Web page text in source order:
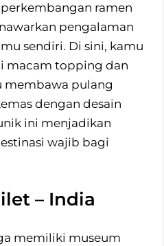
ramen
pengalaman
sendiri. Di sini, kamu
macam topping dan
membawa pulang
dengan desain
ini menjadikan
wajib bagi
– India
memiliki museum